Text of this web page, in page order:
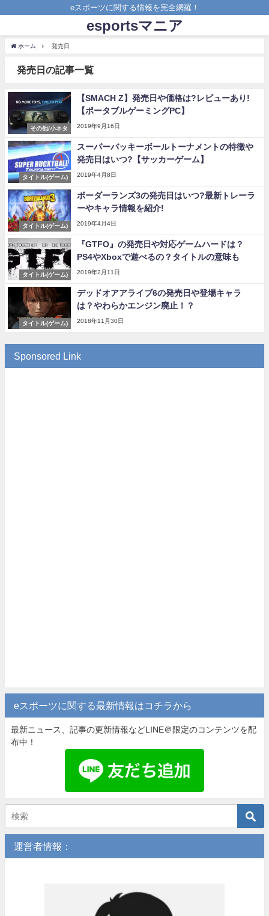
eスポーツに関する情報を完全網羅！
esportsマニア
ホーム 発売日
発売日の記事一覧
その他/小ネタ
【SMACH Z】発売日や価格は?レビューあり!
【ポータブルゲーミングPC】
2019年9月16日
タイトル(ゲーム)
スーパーバッキーボールトーナメントの特徴や
発売日はいつ?【サッカーゲーム】
2019年4月8日
タイトル(ゲーム)
ボーダーランズ3の発売日はいつ?最新トレーラ
ーやキャラ情報を紹介!
2019年4月4日
タイトル(ゲーム)
『GTFO』の発売日や対応ゲームハードは？
PS4やXboxで遊べるの？タイトルの意味も
2019年2月11日
タイトル(ゲーム)
デッドオアアライブ6の発売日や登場キャラ
は？やわらかエンジン廃止！？
2018年11月30日
Sponsored Link
eスポーツに関する最新情報はコチラから
最新ニュース、記事の更新情報などLINE＠限定のコンテンツを配
布中！
運営者情報：